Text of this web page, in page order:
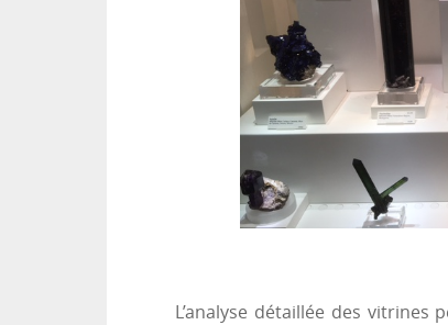
L’analyse détaillée des